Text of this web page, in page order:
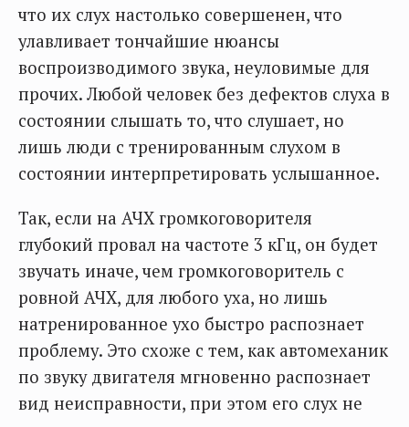
что их слух настолько совершенен, что
улавливает тончайшие нюансы
воспроизводимого звука, неуловимые для
прочих. Любой человек без дефектов слуха в
состоянии слышать то, что слушает, но
лишь люди с тренированным слухом в
состоянии интерпретировать услышанное.
Так, если на АЧХ громкоговорителя
глубокий провал на частоте 3 кГц, он будет
звучать иначе, чем громкоговоритель с
ровной АЧХ, для любого уха, но лишь
натренированное ухо быстро распознает
проблему. Это схоже с тем, как автомеханик
по звуку двигателя мгновенно распознает
вид неисправности, при этом его слух не